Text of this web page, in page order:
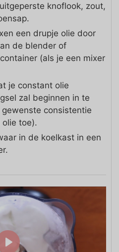
knoflook, zout,
een drupje olie door
de blender of
(als je een mixer
je constant olie
zal beginnen in te
consistentie
toe).
in de koelkast in een